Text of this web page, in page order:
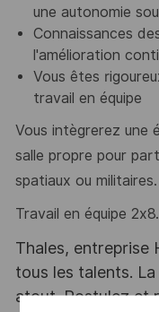
une autonomie
Connaissances
l'amélioration
Vous êtes
travail en équipe
Vous intègrerez une
salle propre pour
spatiaux ou militaires.
Travail en équipe 2x8.
Thales, entreprise
tous les talents.
atout. Postulez et